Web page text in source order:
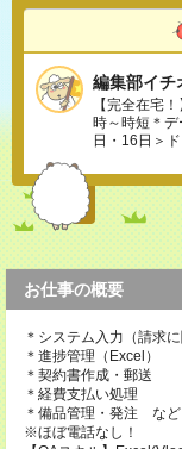
編集部イチ
【完全在宅
時～時短＊
日・16日＞
お仕事の概要
＊システム入力（請求に
＊進捗管理（Excel）
＊契約書作成・郵送
＊経費支払い処理
＊備品管理・発注 など
※ほぼ電話なし！